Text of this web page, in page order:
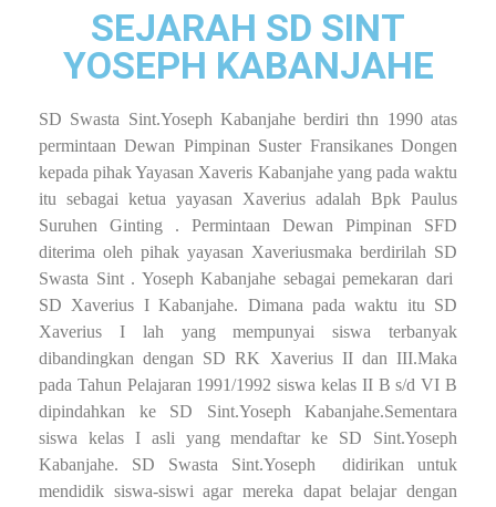
SEJARAH SD SINT
YOSEPH KABANJAHE
SD Swasta Sint.Yoseph Kabanjahe berdiri thn 1990 atas
permintaan Dewan Pimpinan Suster Fransikanes Dongen
kepada pihak Yayasan Xaveris Kabanjahe yang pada waktu
itu sebagai ketua yayasan Xaverius adalah Bpk Paulus
Suruhen Ginting . Permintaan Dewan Pimpinan SFD
diterima oleh pihak yayasan Xaveriusmaka berdirilah SD
Swasta Sint . Yoseph Kabanjahe sebagai pemekaran dari
SD Xaverius I Kabanjahe. Dimana pada waktu itu SD
Xaverius I lah yang mempunyai siswa terbanyak
dibandingkan dengan SD RK Xaverius II dan III.Maka
pada Tahun Pelajaran 1991/1992 siswa kelas II B s/d VI B
dipindahkan ke SD Sint.Yoseph Kabanjahe.Sementara
siswa kelas I asli yang mendaftar ke SD Sint.Yoseph
Kabanjahe. SD Swasta Sint.Yoseph didirikan untuk
mendidik siswa-siswi agar mereka dapat belajar dengan